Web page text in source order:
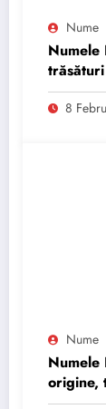
Nume
Numele
8
Nume
Numele
origine,